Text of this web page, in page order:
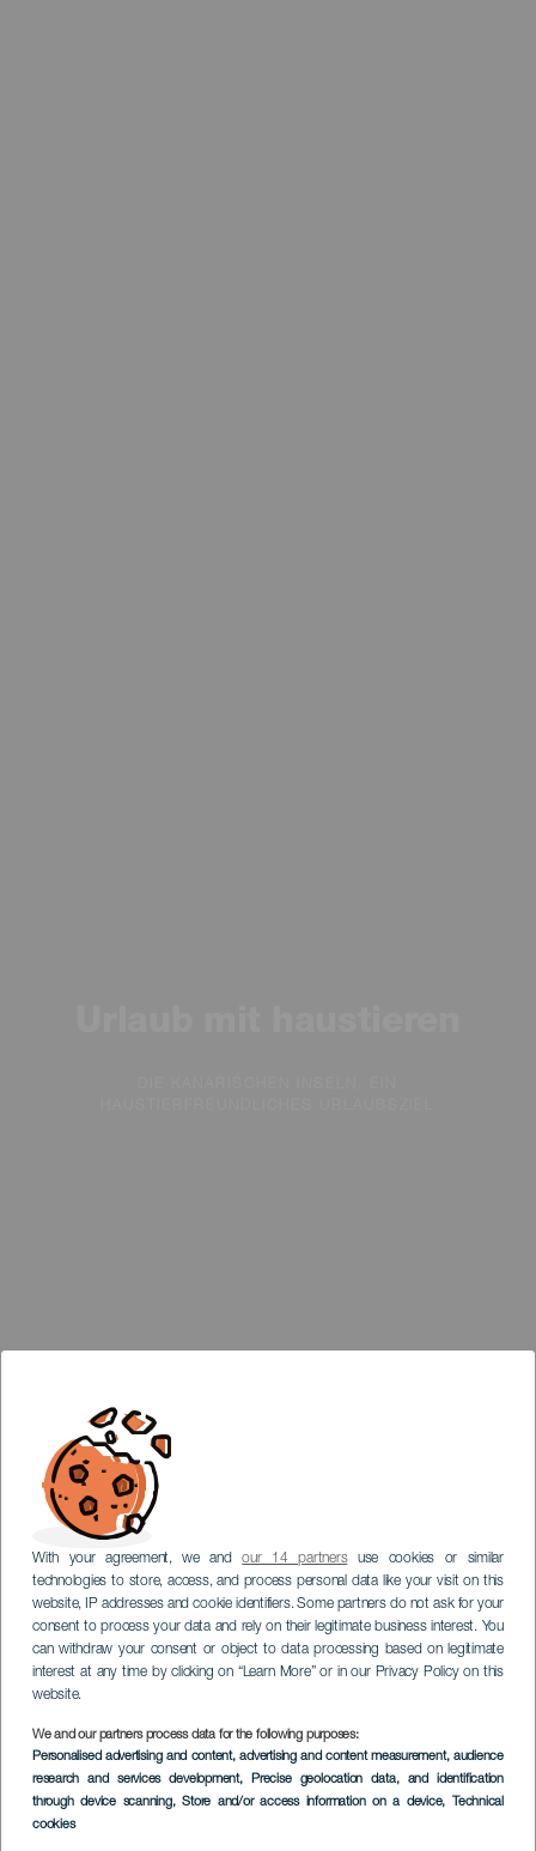
With your agreement, we andour 14 partnersuse cookies or similar
technologies to store, access, and process personal data like your visit on this
website, IP addresses and cookie identifiers. Some partners do not ask for your
consent to process your data and rely on their legitimate business interest. You
can withdraw your consent or object to data processing based on legitimate
interest at any time by clicking on “Learn More” or in our Privacy Policy on this
website.
We and our partners process data for the following purposes:
Personalised advertising and content, advertising and content measurement, audience
research and services development, Precise geolocation data, and identification
through device scanning, Store and/or access information on a device, Technical
cookies